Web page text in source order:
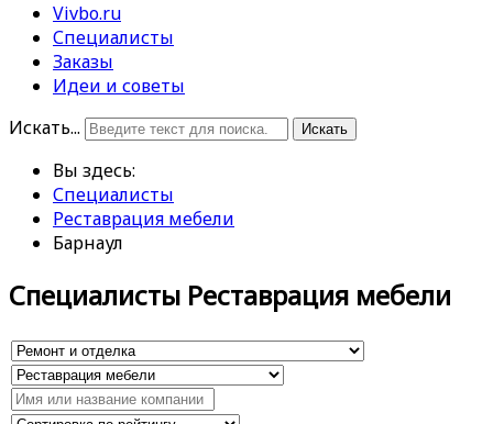
Vivbo.ru
Специалисты
Заказы
Идеи и советы
Искать...
Искать
Вы здесь:
Специалисты
Реставрация мебели
Барнаул
Специалисты Реставрация мебели